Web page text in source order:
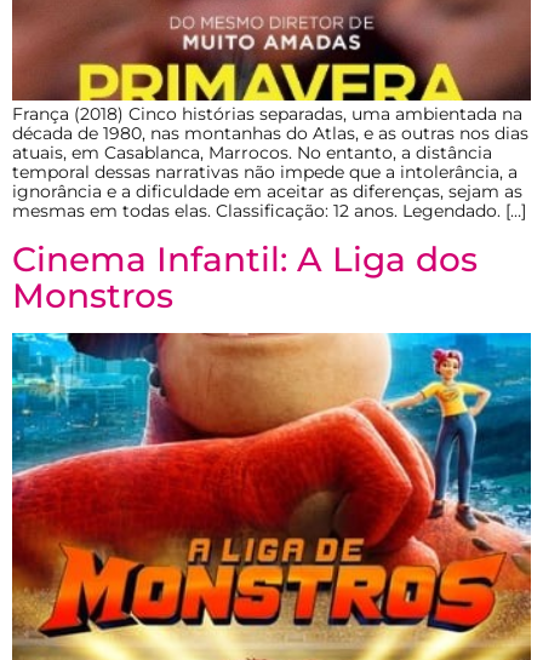
França (2018) Cinco histórias separadas, uma ambientada na
década de 1980, nas montanhas do Atlas, e as outras nos dias
atuais, em Casablanca, Marrocos. No entanto, a distância
temporal dessas narrativas não impede que a intolerância, a
ignorância e a dificuldade em aceitar as diferenças, sejam as
mesmas em todas elas. Classificação: 12 anos. Legendado. […]
Cinema Infantil: A Liga dos
Monstros